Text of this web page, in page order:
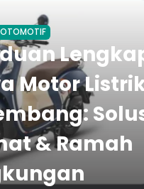
OTOMOTIF
Motor
& Ramah